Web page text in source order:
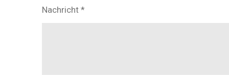
Nachricht *